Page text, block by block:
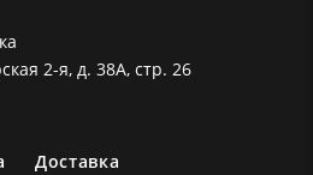
2-я, д. 38А, стр. 26
Доставка